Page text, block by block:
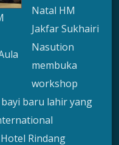
Natal HM
Jakfar Sukhairi
Nasution
membuka
workshop
baru lahir yang
Rindang